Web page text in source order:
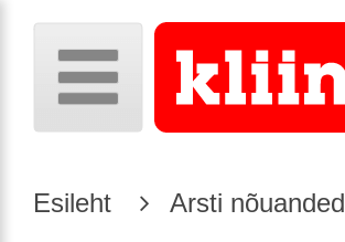
Esileht Arsti nõuanded